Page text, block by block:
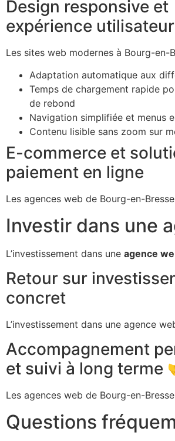
Design responsive et
expérience utilisateur
Les sites web modernes à Bourg-en-
Adaptation automatique aux
Temps de chargement rapide
de rebond
Navigation simplifiée et menus
Contenu lisible sans zoom sur
E-commerce et
paiement en ligne
Les agences web de Bourg-en-
Investir dans une
L’investissement dans une agence
Retour sur
concret
L’investissement dans une agence
Accompagnement
et suivi à long terme
Les agences web de Bourg-en-
Questions